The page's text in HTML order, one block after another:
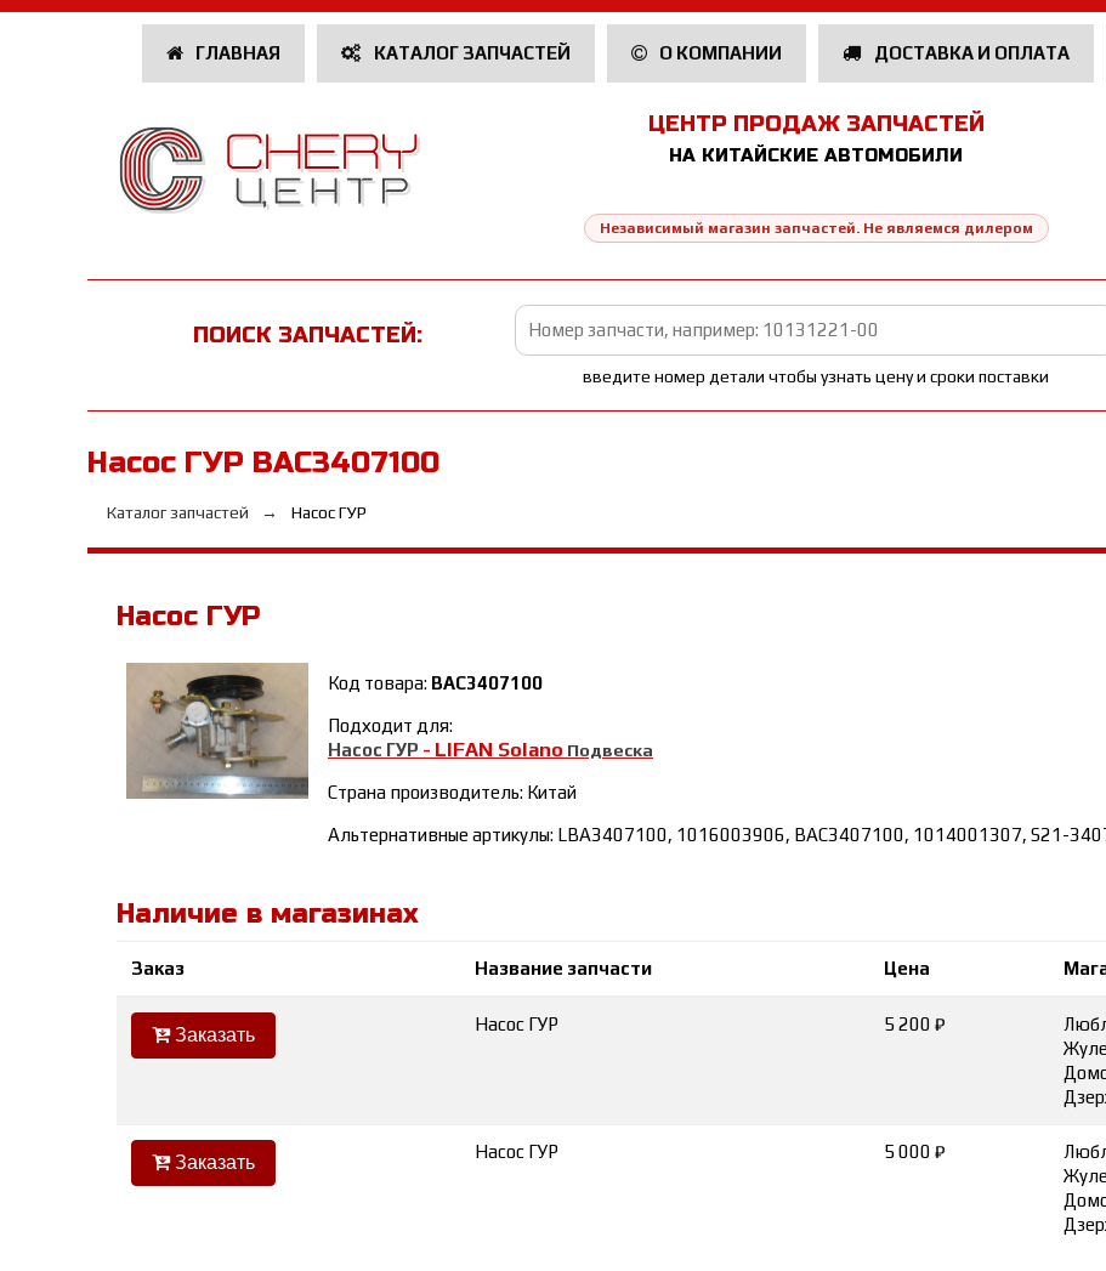
ГЛАВНАЯ КАТАЛОГ ЗАПЧАСТЕЙ О КОМПАНИИ ДОСТАВКА И ОПЛАТА
ЦЕНТР ПРОДАЖ ЗАПЧАСТЕЙ
НА КИТАЙСКИЕ АВТОМОБИЛИ
Независимый магазин запчастей. Не являемся дилером
ПОИСК ЗАПЧАСТЕЙ:
введите номер детали чтобы узнать цену и сроки поставки
Насос ГУР BAC3407100
Каталог запчастей Насос ГУР
Насос ГУР
Код товара: BAC3407100
Подходит для:
Насос ГУР - LIFAN Solano Подвеска
Страна производитель: Китай
Альтернативные артикулы: LBA3407100, 1016003906, BAC3407100, 1014001307, S21-
Наличие в магазинах
Заказ Название запчасти Цена
Заказать
Насос ГУР 5 200 ₽
Заказать
Насос ГУР 5 000 ₽